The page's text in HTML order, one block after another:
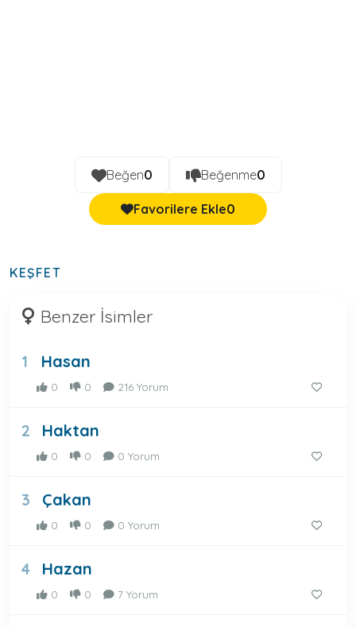
Beğen0 Beğenme0
Favorilere Ekle0
KEŞFET
Benzer İsimler
1 Hasan
0 0 216 Yorum
2 Haktan
0 0 0 Yorum
3 Çakan
0 0 0 Yorum
4 Hazan
0 0 7 Yorum